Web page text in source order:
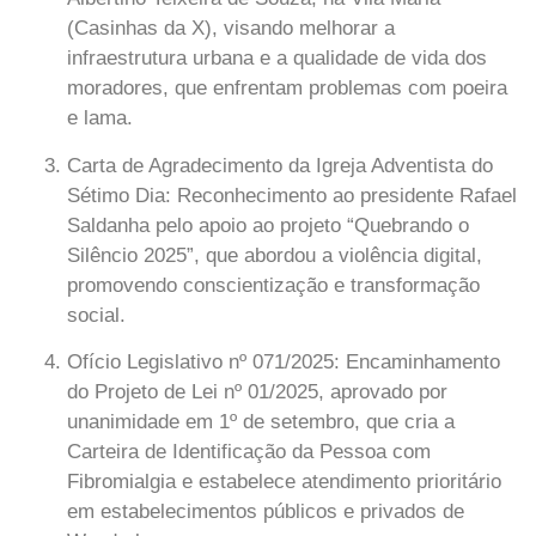
(Casinhas da X), visando melhorar a
infraestrutura urbana e a qualidade de vida dos
moradores, que enfrentam problemas com poeira
e lama.
Carta de Agradecimento da Igreja Adventista do
Sétimo Dia: Reconhecimento ao presidente Rafael
Saldanha pelo apoio ao projeto “Quebrando o
Silêncio 2025”, que abordou a violência digital,
promovendo conscientização e transformação
social.
Ofício Legislativo nº 071/2025: Encaminhamento
do Projeto de Lei nº 01/2025, aprovado por
unanimidade em 1º de setembro, que cria a
Carteira de Identificação da Pessoa com
Fibromialgia e estabelece atendimento prioritário
em estabelecimentos públicos e privados de